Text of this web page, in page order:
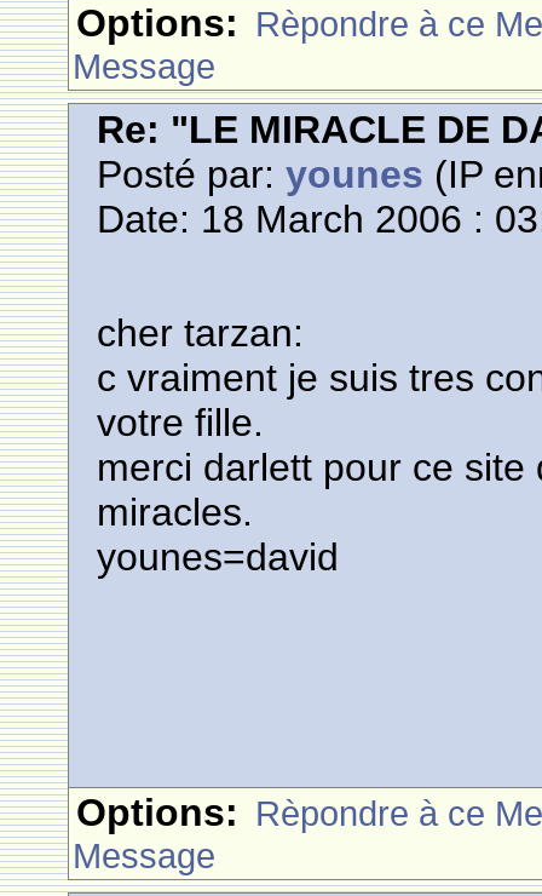
Options: Rèpondre à ce
Message
Re: "LE MIRACLE DE
Posté par:younes (IP
Date: 18 March 2006 :
cher tarzan:
c vraiment je suis tres
votre fille.
merci darlett pour ce
miracles.
younes=david
Options: Rèpondre à ce
Message